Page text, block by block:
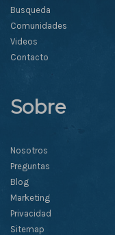
Busqueda
Comunidades
Videos
Contacto
Sobre
Nosotros
Preguntas
Blog
Marketing
Privacidad
Sitemap